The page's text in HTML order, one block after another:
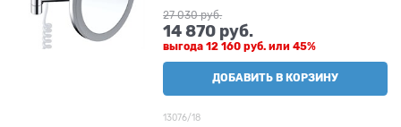
27 030 руб.
14 870 руб.
выгода12 160 руб. или45%
ДОБАВИТЬ В КОРЗИНУ
13076/18